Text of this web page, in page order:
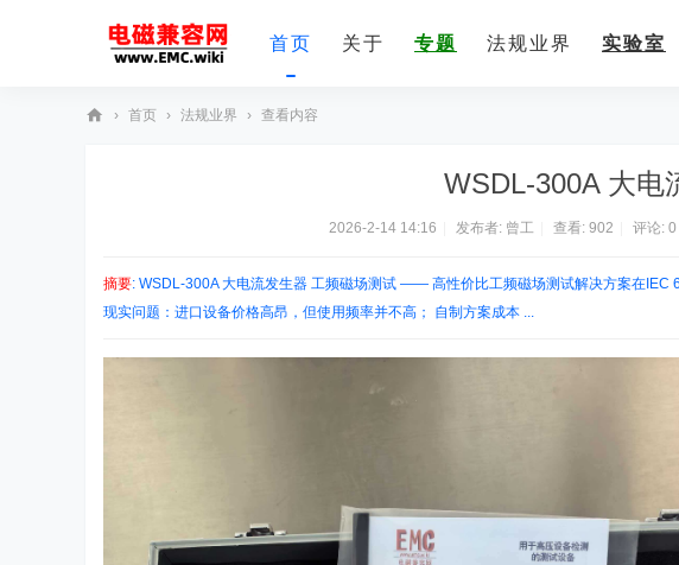
首页 关于 专题 法规业界 实验室
术
社
区
› 首页 › 法规业界 › 查看内容
WSDL-300A 大电
2026-2-14 14:16 发布者: 曾工 查看: 902 评论: 0
摘要: WSDL-300A 大电流发生器 工频磁场测试 —— 高性价比工频磁场测试解决方案在
现实问题：进口设备价格高昂，但使用频率并不高； 自制方案成本 ...